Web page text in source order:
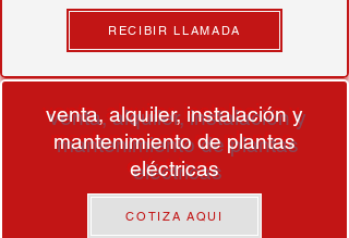
RECIBIR LLAMADA
venta, alquiler, instalación y
mantenimiento de plantas
eléctricas
COTIZA AQUI